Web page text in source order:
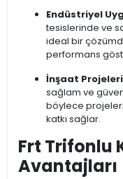
Endüstriyel
tesislerinde ve
ideal bir
performans
İnşaat
sağlam ve
böylece
katkı sağlar.
Frt Trifonlu
Avantajları